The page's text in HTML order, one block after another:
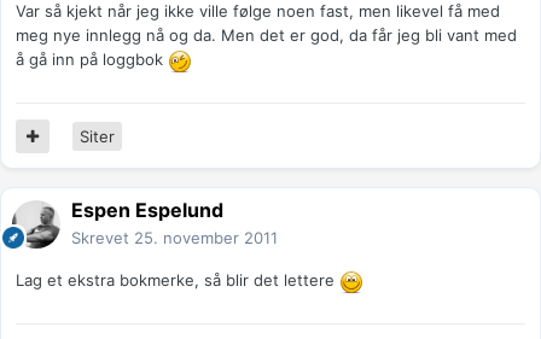
Var så kjekt når jeg ikke ville følge noen fast, men likevel få med
meg nye innlegg nå og da. Men det er god, da får jeg bli vant med
å gå inn på loggbok
Siter
Espen Espelund
Skrevet 25. november 2011
Lag et ekstra bokmerke, så blir det lettere